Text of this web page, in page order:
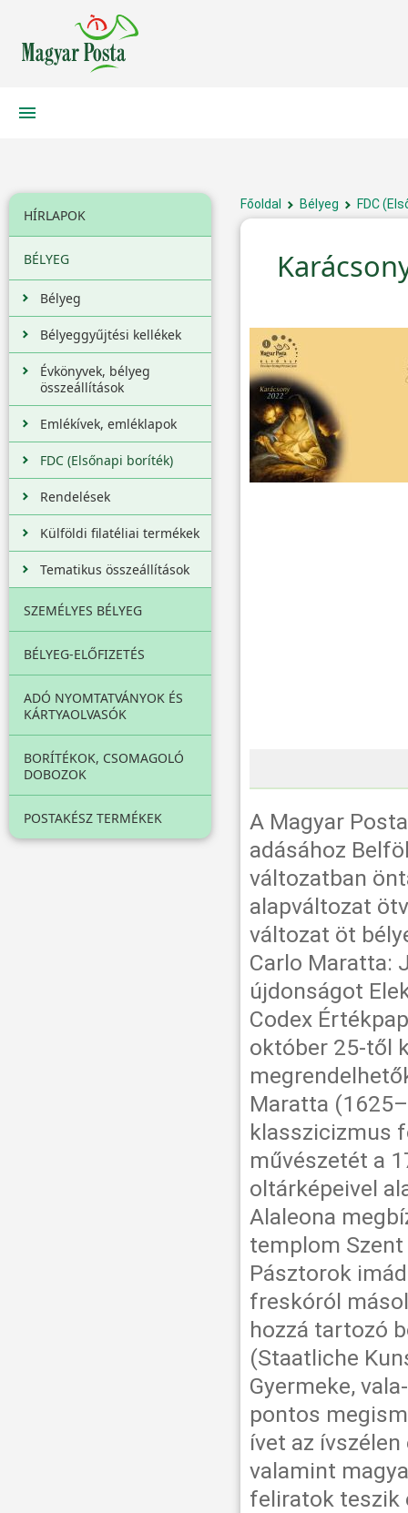
HÍRLAPOK
BÉLYEG
Bélyeg
Bélyeggyűjtési kellékek
Évkönyvek, bélyeg
összeállítások
Emlékívek, emléklapok
FDC (Elsőnapi boríték)
Rendelések
Külföldi filatéliai termékek
Tematikus összeállítások
SZEMÉLYES BÉLYEG
BÉLYEG-ELŐFIZETÉS
ADÓ NYOMTATVÁNYOK ÉS
KÁRTYAOLVASÓK
BORÍTÉKOK, CSOMAGOLÓ
DOBOZOK
POSTAKÉSZ TERMÉKEK
Főoldal Bélyeg FDC
A Magyar
adásához
változatban
alapváltozat
változat öt
Carlo Maratta:
újdonságot
Codex
október 25-től
Maratta
klasszicizmus
művészetét a
oltárképeivel
Alaleona
templom
Pásztorok
freskóról
hozzá tartozó
(Staatliche
Gyermeke,
pontos
ívet az
valamint
feliratok teszik